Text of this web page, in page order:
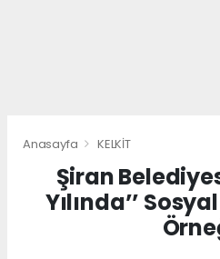
Anasayfa KELKİT
Şiran
Yılında’’